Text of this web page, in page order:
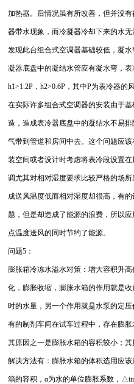
加热器。后情况虽有所改善，但并没
器带水现象，而冷凝器冷却下来的水
发现此台组合式空调器基础较低，凝
凝器底盘中的凝结水管应有凝水弯，
h1>1.2P，h2>0.6P，其中P为表冷器的
在实际许多组合式空调器的安装由于
造，造成表冷器底盘中的凝结水不易
气带到管道和房间中去。这个问题应
装空间或者设计时考虑将表冷段设置
调尤其对相对湿度要求比较严格的场
成送风温度低而相对湿度却很高，有
题，但是却造成了能源的浪费，所以
点温度送风的同时节约了能源。
问题5：
膨胀箱冷冻水溢水对策：增大容积升
化，膨胀收缩，膨胀水箱的作用就是
时的水量，另一个作用就是水泵的定压
有的制剂车间在试车过程中，存在膨
其原因之一是膨胀水箱的容积较小；
解决方法有：膨胀水箱的体积选用应
箱的容积，α为水的单位膨胀系数，